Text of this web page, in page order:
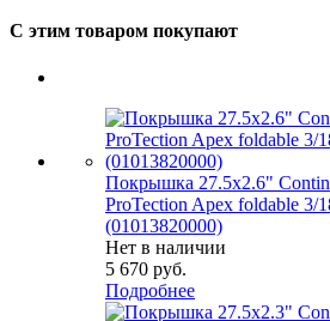
С этим товаром покупают
Покрышка 27.5x2.6"
ProTection Apex foldable 3/
(01013820000)
Нет в наличии
5 670 руб.
Подробнее